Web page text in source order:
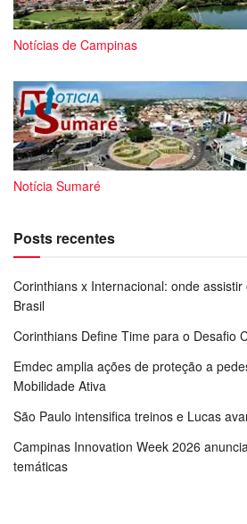
Notícias de Campinas
Notícia Sumaré
Posts recentes
Corinthians x Internacional: onde
Brasil
Corinthians Define Time para o Desafio
Emdec amplia ações de proteção a
Mobilidade Ativa
São Paulo intensifica treinos e Lucas
Campinas Innovation Week 2026
temáticas